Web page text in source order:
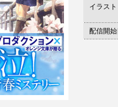
イラスト
配信開始